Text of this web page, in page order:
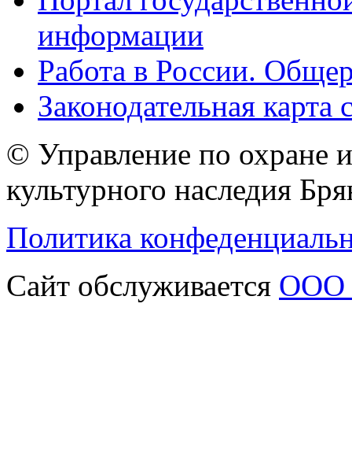
информации
Работа в России.
Законодательная карта
© Управление по охране
культурного наследия
Политика
Сайт обслуживается ООО